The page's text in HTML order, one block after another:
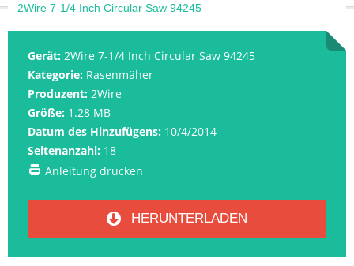
2Wire 7-1/4 Inch Circular Saw 94245
Gerät: 2Wire 7-1/4 Inch Circular Saw 94245
Kategorie: Rasenmäher
Produzent: 2Wire
Größe: 1.28 MB
Datum des Hinzufügens: 10/4/2014
Seitenanzahl: 18
Anleitung drucken
HERUNTERLADEN